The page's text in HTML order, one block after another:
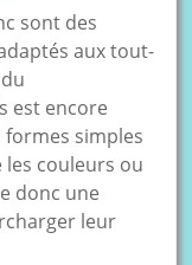
sont des
aux tout-
est encore
simples
couleurs ou
donc une
leur